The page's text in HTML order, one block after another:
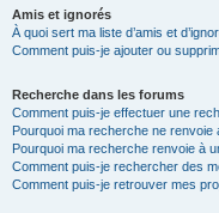
Amis et ignorés
À quoi sert ma liste d’amis et
Comment puis-je ajouter ou
Recherche dans les forums
Comment puis-je effectuer une
Pourquoi ma recherche ne renvoie
Pourquoi ma recherche renvoie à
Comment puis-je rechercher des
Comment puis-je retrouver mes